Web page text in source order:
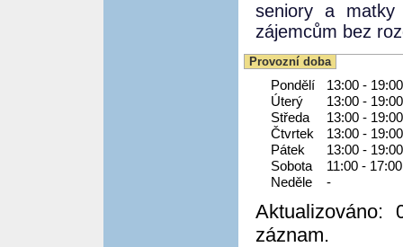
seniory a matky
zájemcům bez
Provozní doba
Pondělí
13:00 - 19:00
Úterý
13:00 - 19:00
Středa
13:00 - 19:00
Čtvrtek
13:00 - 19:00
Pátek
13:00 - 19:00
Sobota
11:00 - 17:00
Neděle
-
Aktualizováno:
záznam.